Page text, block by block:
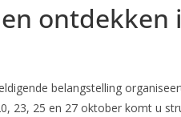
ontdekken
belangstelling
23, 25 en 27 oktober komt u